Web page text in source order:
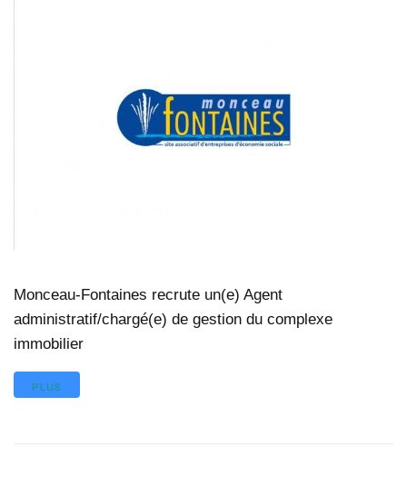
Monceau-Fontaines recrute un(e) Agent
administratif/chargé(e) de gestion du complexe
immobilier
PLUS